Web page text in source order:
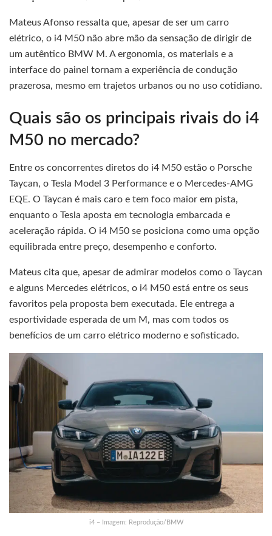
Mateus Afonso ressalta que, apesar de ser um carro
elétrico, o i4 M50 não abre mão da sensação de dirigir de
um autêntico BMW M. A ergonomia, os materiais e a
interface do painel tornam a experiência de condução
prazerosa, mesmo em trajetos urbanos ou no uso cotidiano.
Quais são os principais rivais do i4
M50 no mercado?
Entre os concorrentes diretos do i4 M50 estão o Porsche
Taycan, o Tesla Model 3 Performance e o Mercedes-AMG
EQE. O Taycan é mais caro e tem foco maior em pista,
enquanto o Tesla aposta em tecnologia embarcada e
aceleração rápida. O i4 M50 se posiciona como uma opção
equilibrada entre preço, desempenho e conforto.
Mateus cita que, apesar de admirar modelos como o Taycan
e alguns Mercedes elétricos, o i4 M50 está entre os seus
favoritos pela proposta bem executada. Ele entrega a
esportividade esperada de um M, mas com todos os
benefícios de um carro elétrico moderno e sofisticado.
i4 – Imagem: Reprodução/BMW